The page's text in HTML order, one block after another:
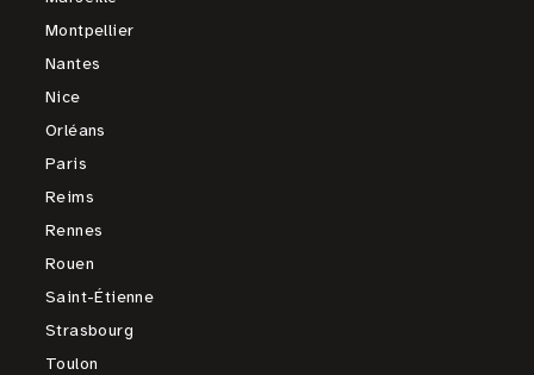
Montpellier
Nantes
Nice
Orléans
Paris
Reims
Rennes
Rouen
Saint-Étienne
Strasbourg
Toulon